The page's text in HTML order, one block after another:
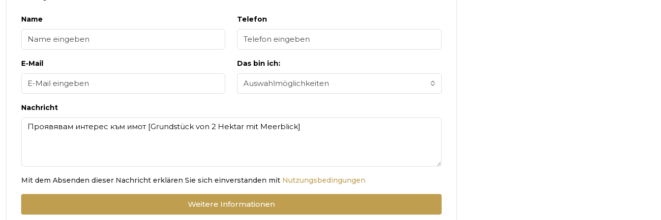
Name Telefon
E-Mail Das bin ich:
Auswahlmöglichkeiten
Nachricht
Mit dem Absenden dieser Nachricht erklären Sie sich einverstanden mit Nutzungsbedingungen
Weitere Informationen